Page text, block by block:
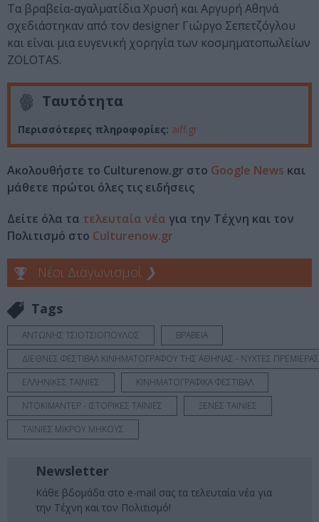
Τα βραβεία-αγαλματίδια Χρυσή και Αργυρή Αθηνά
σχεδιάστηκαν από τον designer Γιώργο Σεπετζόγλου
και είναι μια ευγενική χορηγία των κοσμηματοπωλείων
ZOLOTAS.
Ταυτότητα
Περισσότερες πληροφορίες: aiff.gr
Ακολουθήστε το Culturenow.gr στο Google News και
μάθετε πρώτοι όλες τις ειδήσεις
Δείτε όλα τα τελευταία νέα για την Τέχνη και τον
Πολιτισμό στο Culturenow.gr
Νέοι Διαγωνισμοί ❯
Tags
ΑΝΤΩΝΗΣ ΤΣΙΟΤΣΙΟΠΟΥΛΟΣ
ΒΡΑΒΕΙΑ
ΔΙΕΘΝΕΣ ΦΕΣΤΙΒΑΛ ΚΙΝΗΜΑΤΟΓΡΑΦΟΥ ΤΗΣ ΑΘΗΝΑΣ - ΝΥΧΤΕΣ ΠΡΕΜΙΕΡΑΣ
ΕΛΛΗΝΙΚΕΣ ΤΑΙΝΙΕΣ
ΚΙΝΗΜΑΤΟΓΡΑΦΙΚΑ ΦΕΣΤΙΒΑΛ
ΝΤΟΚΙΜΑΝΤΕΡ - ΙΣΤΟΡΙΚΕΣ ΤΑΙΝΙΕΣ
ΞΕΝΕΣ ΤΑΙΝΙΕΣ
ΤΑΙΝΙΕΣ ΜΙΚΡΟΥ ΜΗΚΟΥΣ
Newsletter
Κάθε βδομάδα στο e-mail σας τα τελευταία νέα για
την Τέχνη και τον Πολιτισμό!